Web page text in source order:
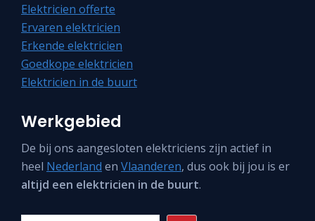
Elektricien offerte
Ervaren elektricien
Erkende elektricien
Goedkope elektricien
Elektricien in de buurt
Werkgebied
De bij ons aangesloten elektriciens zijn actief in
heel Nederland en Vlaanderen, dus ook bij jou is er
altijd een elektricien in de buurt.